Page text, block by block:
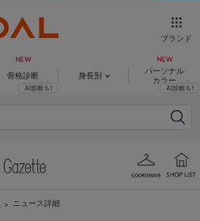
ブランド
骨格診断 身長別
パーソナル
カラー
ニュース詳細